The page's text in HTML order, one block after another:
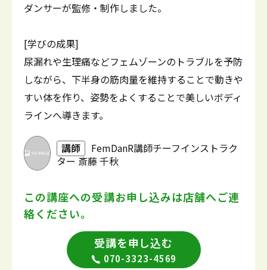
ダンサーが監修・制作しました。
[学びの成果]
尿漏れや生理痛などフェムゾーンのトラブルを予防
しながら、下半身の筋肉量を維持することで動きや
すい体を作り、姿勢をよくすることで美しいボディ
ラインへ導きます。
講師
FemDanR講師チーフインストラク
ター 斎藤 千秋
この講座への受講お申し込みは店舗へご連
絡ください。
受講を申し込む
070-3323-4569